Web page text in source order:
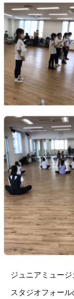
ジュニアミュージ
スタジオフォー